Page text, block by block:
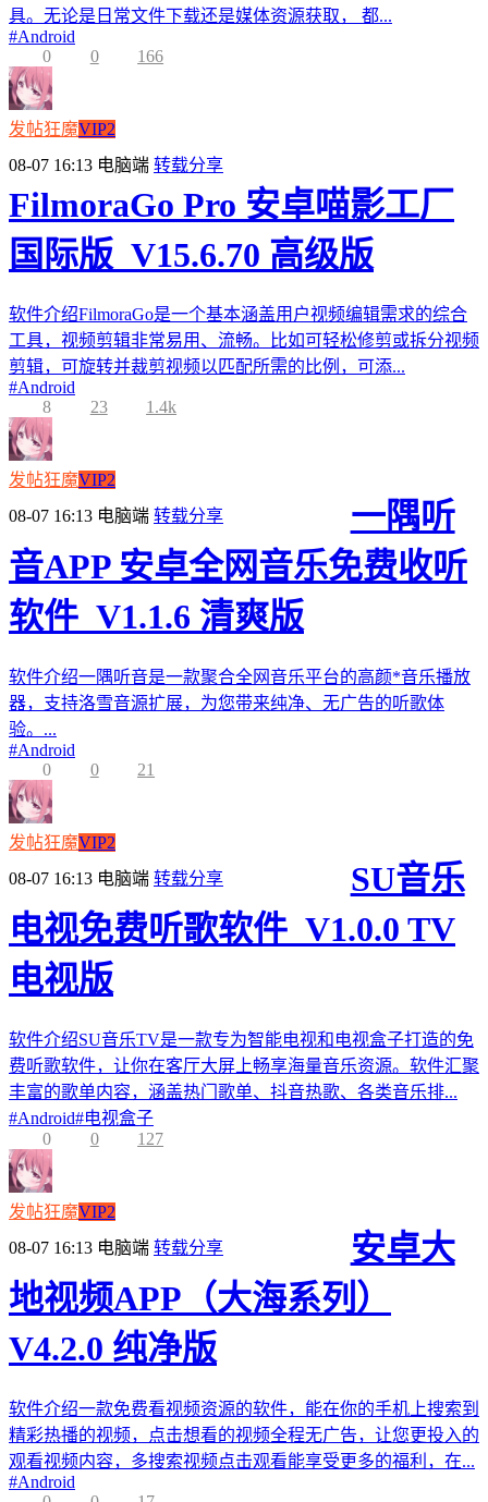
具。无论是日常文件下载还是媒体资源获取， 都...
#Android
0
0 166
发帖狂魔VIP2
08-07 16:13 电脑端 转载分享
FilmoraGo Pro 安卓喵影工厂
国际版_V15.6.70 高级版
软件介绍FilmoraGo是一个基本涵盖用户视频编辑需求的综合
工具，视频剪辑非常易用、流畅。比如可轻松修剪或拆分视频
剪辑，可旋转并裁剪视频以匹配所需的比例，可添...
#Android
8
23 1.4k
发帖狂魔VIP2
08-07 16:13 电脑端 转载分享
一隅听
音APP 安卓全网音乐免费收听
软件_V1.1.6 清爽版
软件介绍一隅听音是一款聚合全网音乐平台的高颜*音乐播放
器，支持洛雪音源扩展，为您带来纯净、无广告的听歌体
验。...
#Android
0
0 21
发帖狂魔VIP2
08-07 16:13 电脑端 转载分享
SU音乐
电视免费听歌软件_V1.0.0 TV
电视版
软件介绍SU音乐TV是一款专为智能电视和电视盒子打造的免
费听歌软件，让你在客厅大屏上畅享海量音乐资源。软件汇聚
丰富的歌单内容，涵盖热门歌单、抖音热歌、各类音乐排...
#Android#电视盒子
0
0 127
发帖狂魔VIP2
08-07 16:13 电脑端 转载分享
安卓大
地视频APP（大海系列）
V4.2.0 纯净版
软件介绍一款免费看视频资源的软件，能在你的手机上搜索到
精彩热播的视频，点击想看的视频全程无广告，让您更投入的
观看视频内容，多搜索视频点击观看能享受更多的福利，在...
#Android